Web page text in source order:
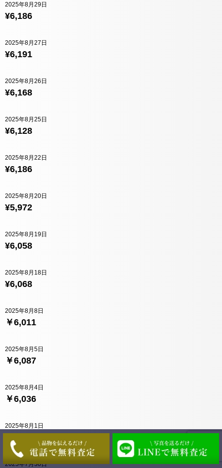
¥6,186
2025年8月29日
¥6,191
2025年8月27日
¥6,168
2025年8月26日
¥6,128
2025年8月25日
¥6,186
2025年8月22日
¥5,972
2025年8月20日
¥6,058
2025年8月19日
¥6,068
2025年8月18日
￥6,011
2025年8月8日
￥6,087
2025年8月5日
￥6,036
2025年8月4日
2025年8月1日
2025年7月30日